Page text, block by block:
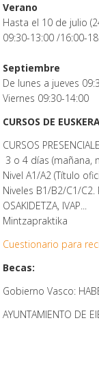
Verano
Hasta el 10 de julio
09:30-13:00 /16:00-
Septiembre
De lunes a jueves
Viernes 09:30-14:00
CURSOS DE
CURSOS
3 o 4 días (mañana,
Nivel A1/A2 (Título
Niveles B1/B2/C1/
OSAKIDETZA, IVAP...
Mintzapraktika
Cuestionario para
Becas:
Gobierno Vasco:
AYUNTAMIENTO DE